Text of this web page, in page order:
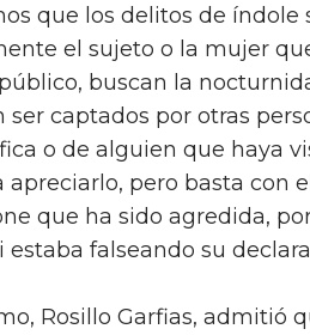
que los delitos de
el sujeto o la mujer
buscan la
ser captados por otras
o de alguien que haya
apreciarlo, pero basta con
que ha sido agredida,
estaba falseando su
Rosillo Garfias, admitió